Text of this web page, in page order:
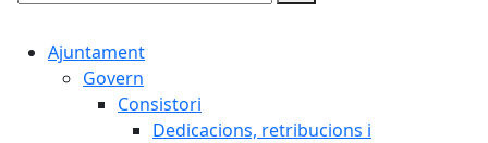
Cercar:
Ajuntament
Govern
Consistori
Dedicacions, retribucions i